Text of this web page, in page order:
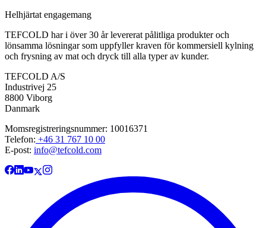
Helhjärtat engagemang
TEFCOLD har i över 30 år levererat pålitliga produkter och
lönsamma lösningar som uppfyller kraven för kommersiell kylning
och frysning av mat och dryck till alla typer av kunder.
TEFCOLD A/S
Industrivej 25
8800 Viborg
Danmark
Momsregistreringsnummer: 10016371
Telefon: +46 31 767 10 00
E-post: info@tefcold.com